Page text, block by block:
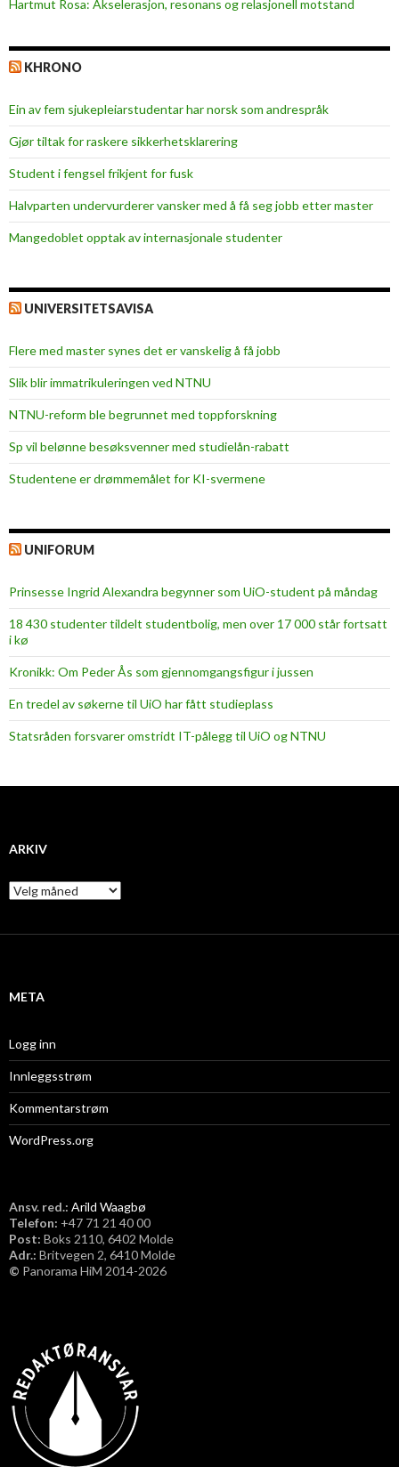
!
Hartmut Rosa: Akselerasjon, resonans og relasjonell motstand
KHRONO
Ein av fem sjukepleiar­studentar har norsk som andrespråk
Gjør tiltak for raskere sikkerhets­klarering
Student i fengsel frikjent for fusk
Halvparten undervurderer vansker med å få seg jobb etter master
Mangedoblet opptak av internasjonale studenter
UNIVERSITETSAVISA
Flere med master synes det er vanskelig å få jobb
Slik blir immatrikuleringen ved NTNU
NTNU-reform ble begrunnet med toppforskning
Sp vil belønne besøksvenner med studielån-rabatt
Studentene er drømmemålet for KI-svermene
UNIFORUM
Prinsesse Ingrid Alexandra begynner som UiO-student på måndag
18 430 studenter tildelt studentbolig, men over 17 000 står fortsatt
i kø
Kronikk: Om Peder Ås som gjennomgangsfigur i jussen
En tredel av søkerne til UiO har fått studieplass
Statsråden forsvarer omstridt IT-pålegg til UiO og NTNU
ARKIV
A
r
i
META
Logg inn
Innleggsstrøm
Kommentarstrøm
WordPress.org
Ansv. red.: Arild Waagbø
Telefon: ​+47 71 21 40 00
Post: Boks 2110, 6402 Molde
Adr.: Britvegen 2, 6410 Molde
© Panorama HiM 2014-2026